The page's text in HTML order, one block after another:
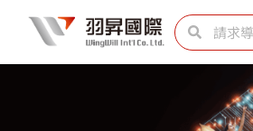
内
SearchSearch